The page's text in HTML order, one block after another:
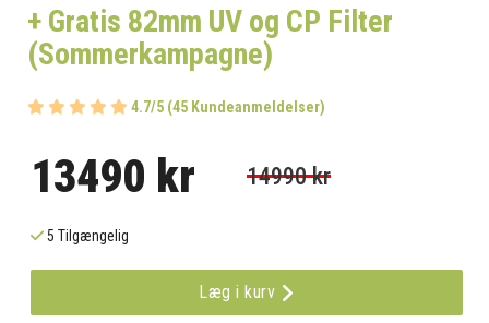
+ Gratis 82mm UV og CP Filter
(Sommerkampagne)
4.7/5 (45 Kundeanmeldelser)
13490 kr 14990 kr
5 Tilgængelig
Læg i kurv